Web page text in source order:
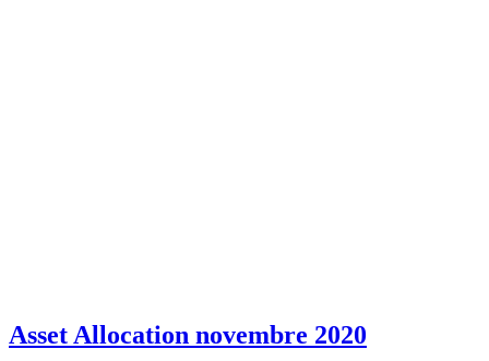
Asset Allocation novembre 2020